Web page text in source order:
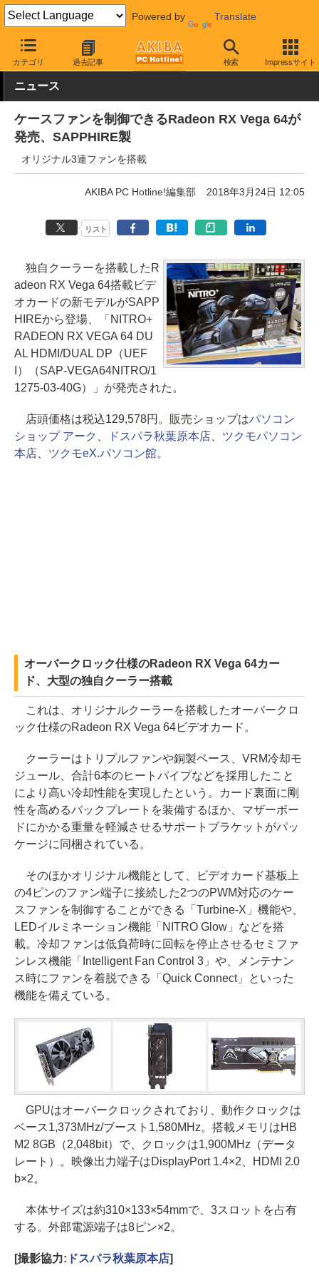
Powered by Translate
カテゴリ 過去記事 検索 Impressサイト
AKIBA PC Hotline! PCパーツ ビデオカード（グラフィックボード
ニュース
ケースファンを制御できるRadeon RX Vega 64が
発売、SAPPHIRE製
オリジナル3連ファンを搭載
AKIBA PC Hotline!編集部 2018年3月24日 12:05
リスト
独自クーラーを搭載したR
adeon RX Vega 64搭載ビデ
オカードの新モデルがSAPP
HIREから登場、「NITRO+
RADEON RX VEGA 64 DU
AL HDMI/DUAL DP（UEF
I）（SAP-VEGA64NITRO/1
1275-03-40G）」が発売された。
店頭価格は税込129,578円。販売ショップはパソコン
ショップ アーク
ドスパラ秋葉原本店、 ツクモパソコン
本店、 ツクモeX.パソコン館。
オーバークロック仕様のRadeon RX Vega 64カー
ド、大型の独自クーラー搭載
これは、オリジナルクーラーを搭載したオーバークロ
ック仕様のRadeon RX Vega 64ビデオカード。
クーラーはトリプルファンや銅製ベース、VRM冷却モ
ジュール、合計6本のヒートパイプなどを採用したこと
により高い冷却性能を実現したという。カード裏面に剛
性を高めるバックプレートを装備するほか、マザーボー
ドにかかる重量を軽減させるサポートブラケットがパッ
ケージに同梱されている。
そのほかオリジナル機能として、ビデオカード基板上
の4ピンのファン端子に接続した2つのPWM対応のケー
スファンを制御することができる「Turbine-X」機能や、
LEDイルミネーション機能「NITRO Glow」などを搭
載。冷却ファンは低負荷時に回転を停止させるセミファ
ンレス機能「Intelligent Fan Control 3」や、メンテナン
ス時にファンを着脱できる「Quick Connect」といった
機能を備えている。
GPUはオーバークロックされており、動作クロックは
ベース1,373MHz/ブースト1,580MHz。搭載メモリはHB
M2 8GB（2,048bit）で、クロックは1,900MHz（データ
レート）。映像出力端子はDisplayPort 1.4×2、HDMI 2.0
b×2。
本体サイズは約310×133×54mmで、3スロットを占有
する。外部電源端子は8ピン×2。
[撮影協力: ドスパラ秋葉原本店]